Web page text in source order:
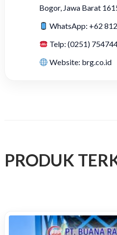
Bogor, Jawa Barat
WhatsApp: +62
Telp: (0251)
Website: brg.co.id
PRODUK